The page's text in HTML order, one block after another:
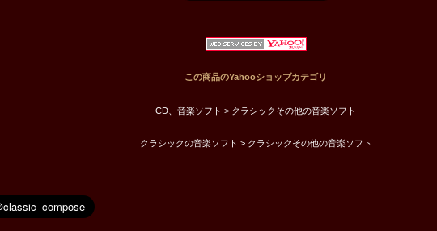
この商品のYahooショップカテゴリ
CD、音楽ソフト > クラシックその他の音楽ソフト
クラシックの音楽ソフト > クラシックその他の音楽ソフト